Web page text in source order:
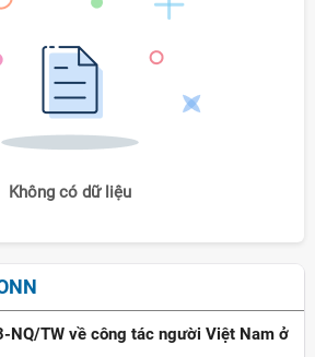
Không có dữ liệu
NQ/TW về công tác người Việt Nam ở